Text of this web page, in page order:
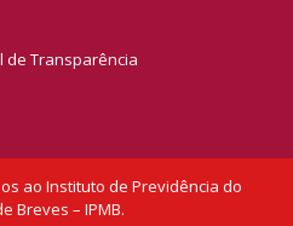
de Transparência
ao Instituto de Previdência do
Breves – IPMB.